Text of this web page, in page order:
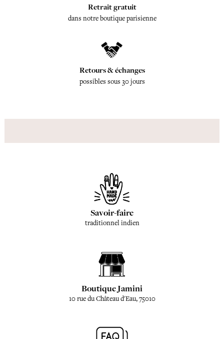
Retrait gratuit
dans notre boutique parisienne
Retours & échanges
possibles sous 30 jours
Savoir-faire
traditionnel indien
Boutique Jamini
10 rue du Château d'Eau, 75010